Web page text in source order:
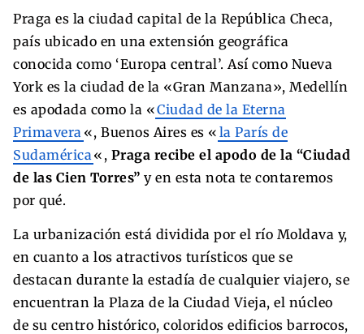
Praga es la ciudad capital de la República Checa,
país ubicado en una extensión geográfica
conocida como ‘Europa central’. Así como Nueva
York es la ciudad de la «Gran Manzana», Medellín
es apodada como la «Ciudad de la Eterna
Primavera «, Buenos Aires es « la París de
Sudamérica «, Praga recibe el apodo de la “Ciudad
de las Cien Torres” y en esta nota te contaremos
por qué.
La urbanización está dividida por el río Moldava y,
en cuanto a los atractivos turísticos que se
destacan durante la estadía de cualquier viajero, se
encuentran la Plaza de la Ciudad Vieja, el núcleo
de su centro histórico, coloridos edificios barrocos,